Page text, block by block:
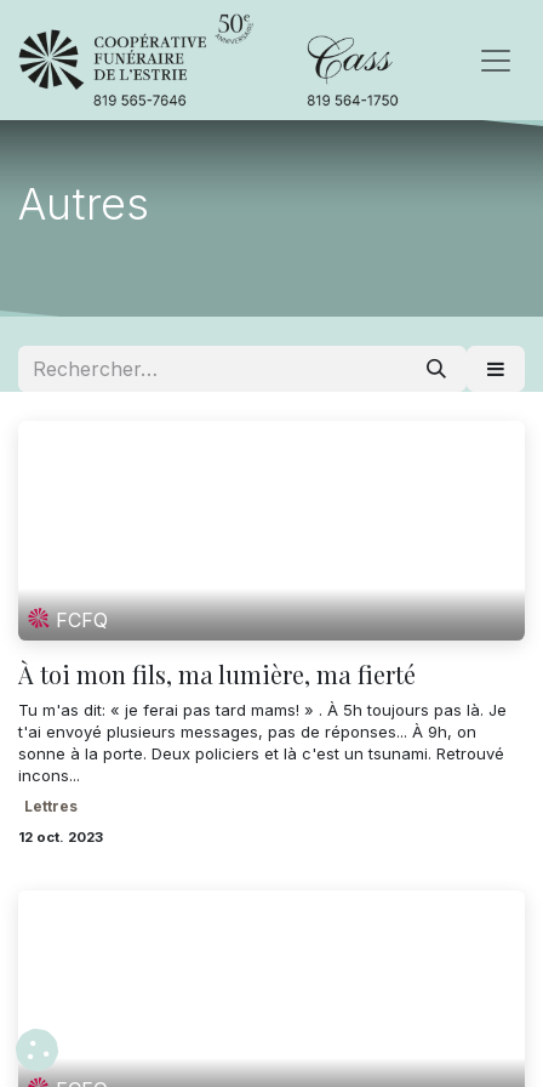
Autres
FCFQ
À toi mon fils, ma lumière, ma fierté
Tu m'as dit: « je ferai pas tard mams! » . À 5h toujours pas là. Je
t'ai envoyé plusieurs messages, pas de réponses... À 9h, on
sonne à la porte. Deux policiers et là c'est un tsunami. Retrouvé
incons...
Lettres
12 oct. 2023